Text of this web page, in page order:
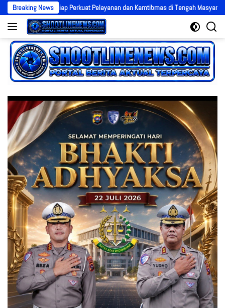
Langsung
ke
konten
Breaking News
Siap Perkuat Pelayanan dan Kamtibmas di Tengah Masyarakat